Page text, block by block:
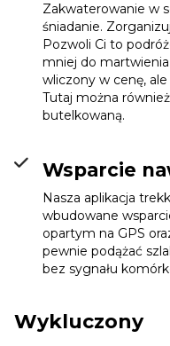
Zakwaterowanie w
śniadanie.
Pozwoli Ci to
mniej do
wliczony w cenę,
Tutaj można
butelkowaną.
Wsparcie
Nasza aplikacja
wbudowane
opartym na GPS
pewnie podążać
bez sygnału
Wykluczony